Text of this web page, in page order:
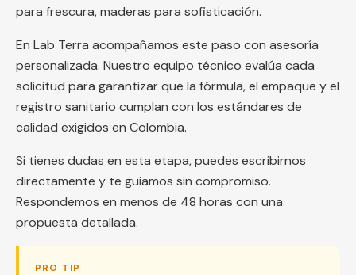
para frescura, maderas para sofisticación.
En Lab Terra acompañamos este paso con asesoría
personalizada. Nuestro equipo técnico evalúa cada
solicitud para garantizar que la fórmula, el empaque y el
registro sanitario cumplan con los estándares de
calidad exigidos en Colombia.
Si tienes dudas en esta etapa, puedes escribirnos
directamente y te guiamos sin compromiso.
Respondemos en menos de 48 horas con una
propuesta detallada.
PRO TIP